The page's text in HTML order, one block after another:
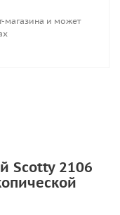
магазина и может
Scotty 2106